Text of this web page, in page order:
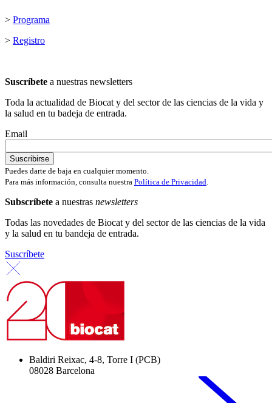
> Programa
> Registro
Suscríbete a nuestras newsletters
Toda la actualidad de Biocat y del sector de las ciencias de la vida y
la salud en tu badeja de entrada.
Email
Puedes darte de baja en cualquier momento.
Para más información, consulta nuestra Política de Privacidad
Subscríbete a nuestras newsletters
Todas las novedades de Biocat y del sector de las ciencias de la vida
y la salud en tu bandeja de entrada.
Suscríbete
Baldiri Reixac, 4-8, Torre I (PCB)
08028 Barcelona